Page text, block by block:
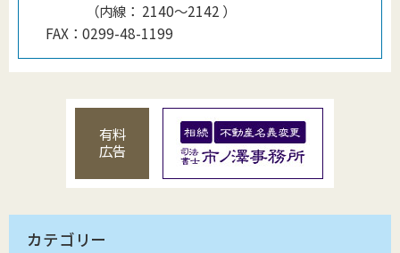
（内線 ： 2140〜2142 ）
FAX： 0299-48-1199
有料
広告
カテゴリー